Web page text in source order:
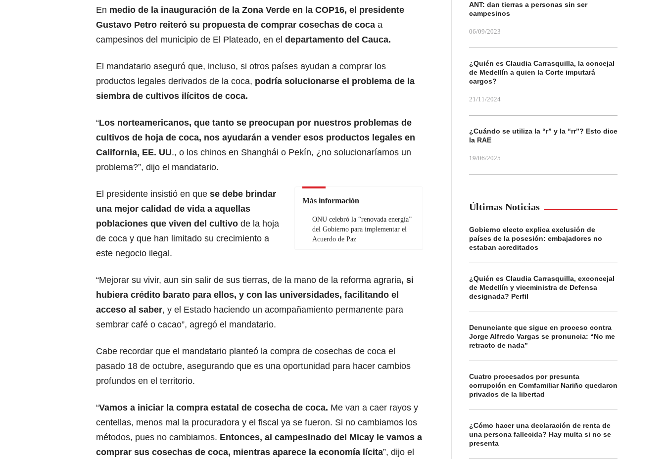
En medio de la inauguración de la Zona Verde en la COP16, el presidente
Gustavo Petro reiteró su propuesta de comprar cosechas de coca a
campesinos del municipio de El Plateado, en el departamento del Cauca.
El mandatario aseguró que, incluso, si otros países ayudan a comprar los
productos legales derivados de la coca, podría solucionarse el problema de la
siembra de cultivos ilícitos de coca.
“Los norteamericanos, que tanto se preocupan por nuestros problemas de
cultivos de hoja de coca, nos ayudarán a vender esos productos legales en
California, EE. UU., o los chinos en Shanghái o Pekín, ¿no solucionaríamos un
problema?”, dijo el mandatario.
Más información
ONU celebró la “renovada energía”
del Gobierno para implementar el
Acuerdo de Paz
El presidente insistió en que se debe brindar
una mejor calidad de vida a aquellas
poblaciones que viven del cultivo de la hoja
de coca y que han limitado su crecimiento a
este negocio ilegal.
“Mejorar su vivir, aun sin salir de sus tierras, de la mano de la reforma agraria, si
hubiera crédito barato para ellos, y con las universidades, facilitando el
acceso al saber, y el Estado haciendo un acompañamiento permanente para
sembrar café o cacao”, agregó el mandatario.
Cabe recordar que el mandatario planteó la compra de cosechas de coca el
pasado 18 de octubre, asegurando que es una oportunidad para hacer cambios
profundos en el territorio.
“Vamos a iniciar la compra estatal de cosecha de coca. Me van a caer rayos y
centellas, menos mal la procuradora y el fiscal ya se fueron. Si no cambiamos los
métodos, pues no cambiamos. Entonces, al campesinado del Micay le vamos a
comprar sus cosechas de coca, mientras aparece la economía lícita”, dijo el
ANT: dan tierras a personas sin ser
campesinos
06/09/2023
¿Quién es Claudia Carrasquilla, la concejal
de Medellín a quien la Corte imputará
cargos?
21/11/2024
¿Cuándo se utiliza la “r” y la “rr”? Esto dice
la RAE
19/06/2025
Últimas Noticias
Gobierno electo explica exclusión de
países de la posesión: embajadores no
estaban acreditados
¿Quién es Claudia Carrasquilla, exconcejal
de Medellín y viceministra de Defensa
designada? Perfil
Denunciante que sigue en proceso contra
Jorge Alfredo Vargas se pronuncia: “No me
retracto de nada”
Cuatro procesados por presunta
corrupción en Comfamiliar Nariño quedaron
privados de la libertad
¿Cómo hacer una declaración de renta de
una persona fallecida? Hay multa si no se
presenta